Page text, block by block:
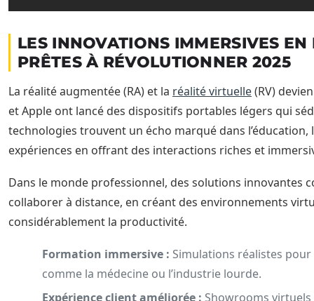
LES INNOVATIONS IMMERSIVES
PRÊTES À RÉVOLUTIONNER 2025
La réalité augmentée (RA) et la réalité virtuelle(RV)
et Apple ont lancé des dispositifs portables légers qui
technologies trouvent un écho marqué dans
expériences en offrant des interactions riches et
Dans le monde professionnel, des solutions innovantes
collaborer à distance, en créant des environnements
considérablement la productivité.
Formation immersive : Simulations réalistes
comme la médecine ou l’industrie lourde.
Expérience client améliorée : Showrooms